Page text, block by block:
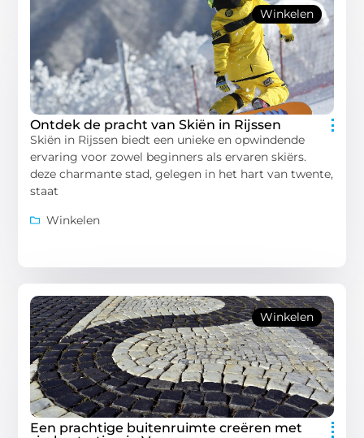
Winkelen
Ontdek de pracht van Skiën in Rijssen
Skiën in Rijssen biedt een unieke en opwindende
ervaring voor zowel beginners als ervaren skiërs.
deze charmante stad, gelegen in het hart van twente,
staat
Winkelen
Winkelen
Een prachtige buitenruimte creëren met